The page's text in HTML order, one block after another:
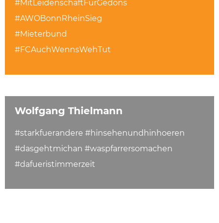
#MitLeidenschaftFürGedöns
#AWOBonnRheinSieg
#Mieterbund
#FCAuchWennsWehTut
Wolfgang Thielmann
#starkfuerandere #hinsehenundhinhoeren
#dasgehtmichan #waspfarrersomachen
#dafueristimmerzeit